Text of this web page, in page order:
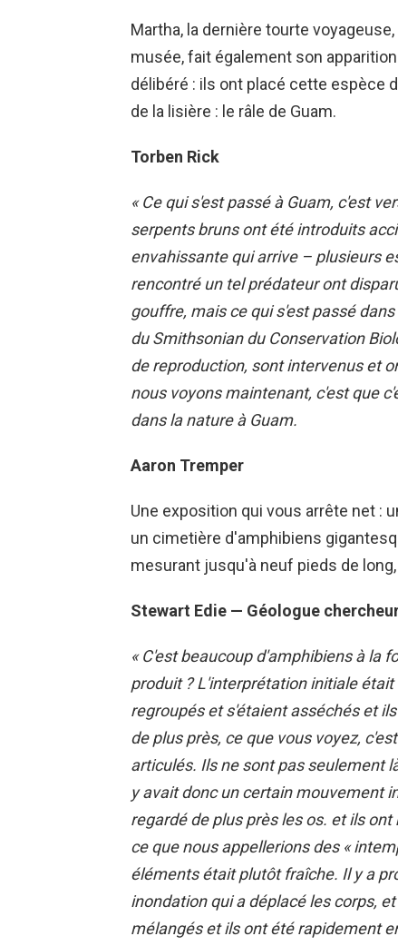
Martha, la dernière tourte
musée, fait également son
délibéré : ils ont placé cette espèce
de la lisière : le râle de Guam.
Torben Rick
« Ce qui s'est passé à Guam, c'est
serpents bruns ont été introduits
envahissante qui arrive – plusieurs
rencontré un tel prédateur ont
gouffre, mais ce qui s'est passé
du Smithsonian du Conservation
de reproduction, sont intervenus et
nous voyons maintenant, c'est que
dans la nature à Guam.
Aaron Tremper
Une exposition qui vous arrête net :
un cimetière d'amphibiens
mesurant jusqu'à neuf pieds de
Stewart Edie — Géologue
« C'est beaucoup d'amphibiens à la
produit ? L'interprétation initiale
regroupés et s'étaient asséchés et
de plus près, ce que vous voyez,
articulés. Ils ne sont pas seulement
y avait donc un certain mouvement
regardé de plus près les os. et ils
ce que nous appellerions des «
éléments était plutôt fraîche. Il y a
inondation qui a déplacé les corps,
mélangés et ils ont été rapidement